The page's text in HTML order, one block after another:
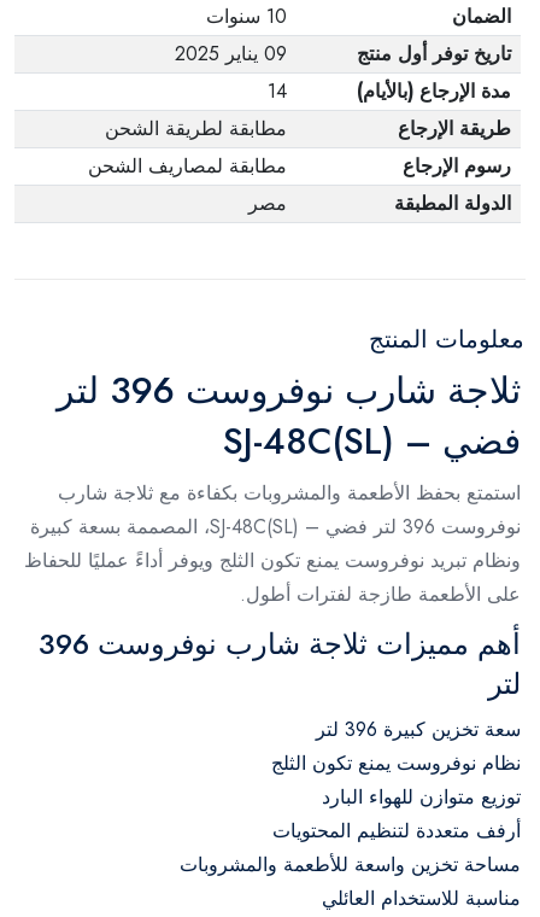
الضمان
10 سنوات
تاريخ توفر أول منتج
09 يناير 2025
مدة الإرجاع (بالأيام)
14
طريقة الإرجاع
مطابقة لطريقة الشحن
رسوم الإرجاع
مطابقة لمصاريف الشحن
الدولة المطبقة
مصر
معلومات المنتج
ثلاجة شارب نوفروست 396 لتر
فضي – SJ-48C(SL)
استمتع بحفظ الأطعمة والمشروبات بكفاءة مع ثلاجة شارب
نوفروست 396 لتر فضي – SJ-48C(SL)، المصممة بسعة كبيرة
ونظام تبريد نوفروست يمنع تكون الثلج ويوفر أداءً عمليًا للحفاظ
على الأطعمة طازجة لفترات أطول.
أهم مميزات ثلاجة شارب نوفروست 396
لتر
سعة تخزين كبيرة 396 لتر
نظام نوفروست يمنع تكون الثلج
توزيع متوازن للهواء البارد
أرفف متعددة لتنظيم المحتويات
مساحة تخزين واسعة للأطعمة والمشروبات
مناسبة للاستخدام العائلي